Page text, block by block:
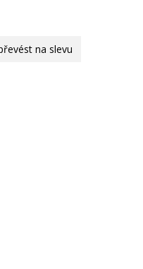
na slevu